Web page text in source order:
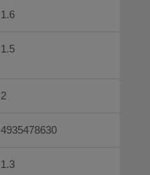
1.6
1.5
2
4935478630
1.3